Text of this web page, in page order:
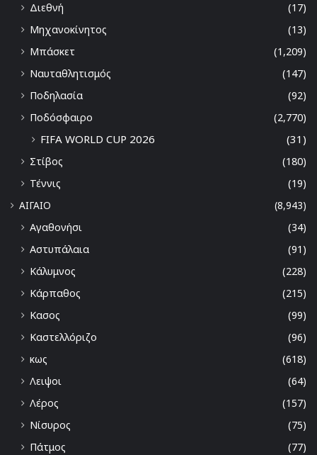
Διεθνή
(17)
Μηχανοκίνητος
(13)
Μπάσκετ
(1,209)
Ναυταθλητισμός
(147)
Ποδηλασία
(92)
Ποδόσφαιρο
(2,770)
FIFA WORLD CUP 2026 (31)
Στίβος
(180)
Τέννις
(19)
ΑΙΓΑΙΟ
(8,943)
Αγαθονήσι
(34)
Αστυπάλαια
(91)
Κάλυμνος
(228)
Κάρπαθος
(215)
Κασος
(99)
Καστελλόριζο
(96)
κως
(618)
Λειψοι
(64)
Λέρος
(157)
Νίσυρος
(75)
Πάτμος
(77)